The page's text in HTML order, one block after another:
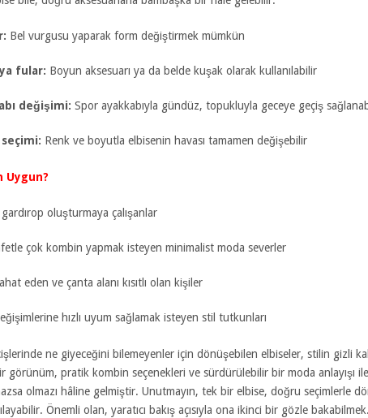
Bel vurgusu yaparak form değiştirmek mümkün
fular: Boyun aksesuarı ya da belde kuşak olarak kullanılabilir
değişimi: Spor ayakkabıyla gündüz, topukluyla geceye geçiş
Renk ve boyutla elbisenin havası tamamen değişebilir
Uygun?
oluşturmaya çalışanlar
çok kombin yapmak isteyen minimalist moda severler
eden ve çanta alanı kısıtlı olan kişiler
hızlı uyum sağlamak isteyen stil tutkunları
ne giyeceğini bilemeyenler için dönüşebilen elbiseler, stilin gizli
görünüm, pratik kombin seçenekleri ve sürdürülebilir bir moda anlayışı
olmazı hâline gelmiştir. Unutmayın, tek bir elbise, doğru seçimlerle
Önemli olan, yaratıcı bakış açısıyla ona ikinci bir gözle bakabilmek.